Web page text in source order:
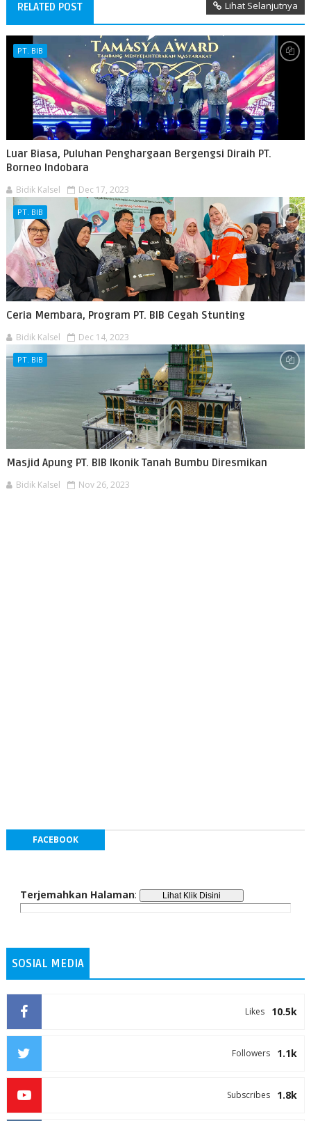
RELATED POST Lihat Selanjutnya
PT. BIB
Luar Biasa, Puluhan Penghargaan Bergengsi Diraih PT.
Borneo Indobara
Bidik Kalsel Dec 17, 2023
PT. BIB
Ceria Membara, Program PT. BIB Cegah Stunting
Bidik Kalsel Dec 14, 2023
PT. BIB
Masjid Apung PT. BIB Ikonik Tanah Bumbu Diresmikan
Bidik Kalsel Nov 26, 2023
FACEBOOK
Terjemahkan Halaman:
SOSIAL MEDIA
10.5k
Likes
1.1k
Followers
1.8k
Subscribes